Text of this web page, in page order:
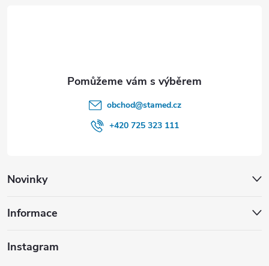
Novinky
Informace
Instagram
obchod@stamed.cz
+420 725 323 111